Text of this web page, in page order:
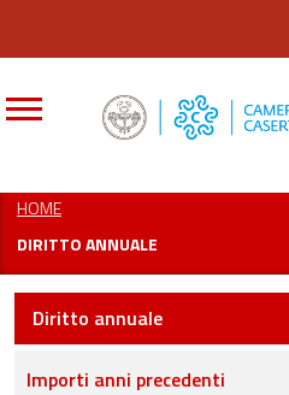
HOME
DIRITTO ANNUALE
Diritto annuale
Importi anni precedenti